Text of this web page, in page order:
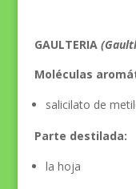
GAULTERIA
Moléculas
salicilato de
Parte destilada:
la hoja